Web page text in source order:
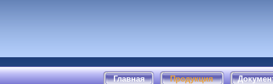
Главная Продукция